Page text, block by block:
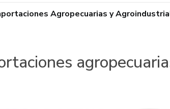
Agropecuarias y